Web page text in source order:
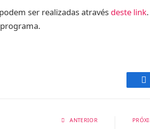
ser realizadas através deste link
ANTERIOR